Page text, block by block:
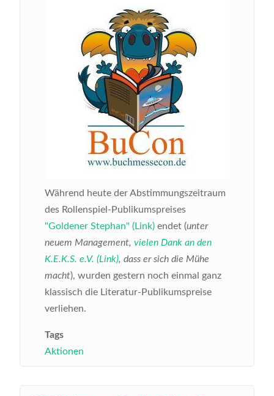
Während heute der Abstimmungszeitraum
des Rollenspiel-Publikumspreises
"Goldener Stephan" (Link) endet (unter
neuem Management, vielen Dank an den
K.E.K.S. e.V. (Link), dass er sich die Mühe
macht), wurden gestern noch einmal ganz
klassisch die Literatur-Publikumspreise
verliehen.
Tags
Aktionen